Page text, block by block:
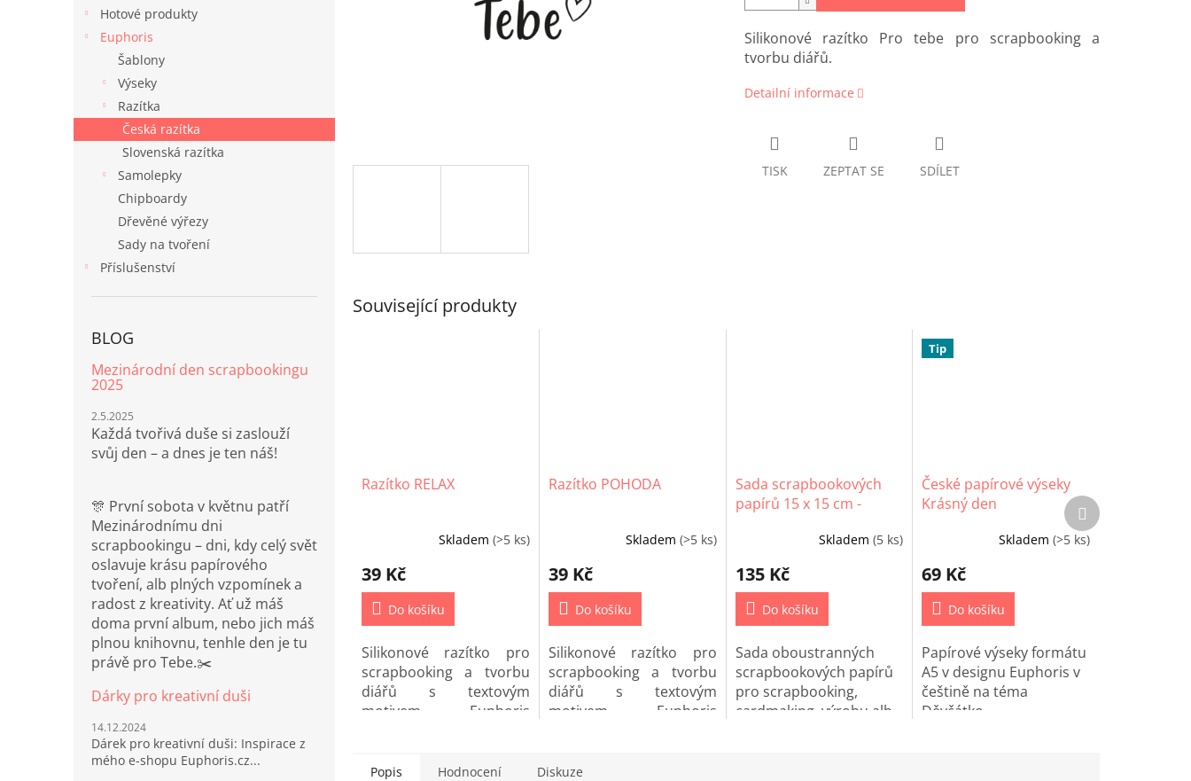
Hotové produkty
Euphoris
Šablony
Výseky
Razítka
Česká razítka
Slovenská razítka
Samolepky
Chipboardy
Dřevěné výřezy
Sady na tvoření
Příslušenství
BLOG
Mezinárodní den scrapbookingu
2025
2.5.2025
Každá tvořivá duše si zaslouží
svůj den – a dnes je ten náš!
🎊 První sobota v květnu patří
Mezinárodnímu dni
scrapbookingu – dni, kdy celý svět
oslavuje krásu papírového
tvoření, alb plných vzpomínek a
radost z kreativity. Ať už máš
doma první album, nebo jich máš
plnou knihovnu, tenhle den je tu
právě pro Tebe.✂️
Dárky pro kreativní duši
14.12.2024
Dárek pro kreativní duši: Inspirace z
mého e-shopu Euphoris.cz...
Silikonové razítko Pro tebe pro scrapbooking a
tvorbu diářů.
Detailní informace
TISK ZEPTAT SE SDÍLET
Související produkty
Razítko RELAX
Skladem (>5 ks)
39 Kč
Do košíku
Silikonové razítko pro
scrapbooking a tvorbu
diářů s textovým
motivem Euphoris
Razítko POHODA
Skladem (>5 ks)
39 Kč
Do košíku
Silikonové razítko pro
scrapbooking a tvorbu
diářů s textovým
motivem Euphoris
Sada scrapbookových
papírů 15 x 15 cm -
Skladem(5 ks)
135 Kč
Do košíku
Sada oboustranných
scrapbookových papírů
pro scrapbooking,
cardmaking, výrobu alb
Tip
České papírové výseky
Krásný den
Skladem (>5 ks)
69 Kč
Do košíku
Papírové výseky formátu
A5 v designu Euphoris v
češtině na téma
Děvčátko.
Další
produkt
Popis Hodnocení Diskuze